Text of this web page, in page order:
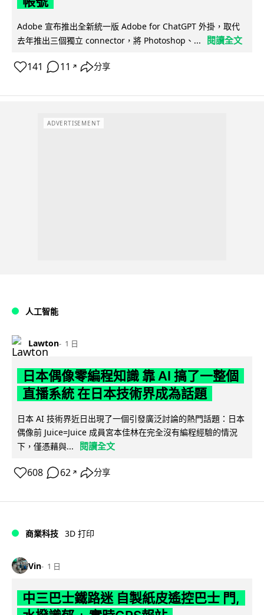
Adobe 宣布推出全新統一版 Adobe for ChatGPT 外掛，取代
去年推出三個獨立 connector，將 Photoshop、...
閱讀全文
141 11 ↗ 分享
ADVERTISEMENT
人工智能
Lawton 1 日
日本偶像零編程知識 靠 AI 搞了一整個
直播系統 在日本技術界成為話題
日本 AI 技術界近日出現了一個引發廣泛討論的熱門話題：日本
偶像前 Juice=Juice 成員宮本佳林在完全沒有編程經驗的情況
下，僅憑藉與...
閱讀全文
608 62 ↗ 分享
商業科技 3D 打印
Vin 1 日
中三巴士鐵路迷 自製紙皮遙控巴士 門,